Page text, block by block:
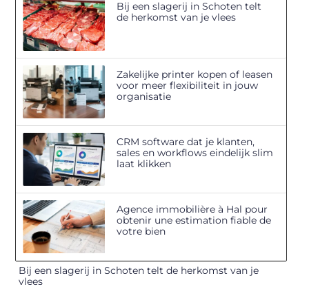
Bij een slagerij in Schoten telt
de herkomst van je vlees
Zakelijke printer kopen of leasen
voor meer flexibiliteit in jouw
organisatie
CRM software dat je klanten,
sales en workflows eindelijk slim
laat klikken
Agence immobilière à Hal pour
obtenir une estimation fiable de
votre bien
Bij een slagerij in Schoten telt de herkomst van je
vlees